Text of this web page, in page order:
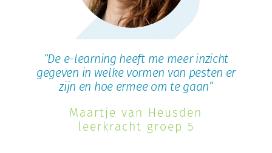
“De e-learning heeft me meer inzicht
gegeven in welke vormen van pesten er
zijn en hoe ermee om te gaan”
Maartje van Heusden
leerkracht groep 5